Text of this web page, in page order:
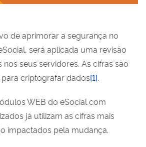
de aprimorar a segurança no
será aplicada uma revisão
nos seus servidores. As cifras são
criptografar dados[1].
WEB do eSocial com
já utilizam as cifras mais
impactados pela mudança.